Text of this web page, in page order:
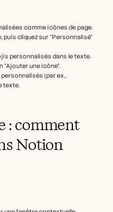
comme icônes de page.
puis cliquez sur "Personnalisé"
personnalisés dans le texte.
"Ajouter une icône".
texte.
: comment
Notion